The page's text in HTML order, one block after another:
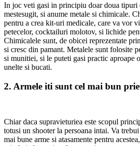
In joc veti gasi in principiu doar doua tipuri
mestesugit, si anume metale si chimicale.
pentru a crea kit-uri medicale, care va vor
petecelor, cocktailuri molotov, si lichide
Chimicalele sunt, de obicei reprezentate
si cresc din pamant. Metalele sunt folosite
si munitiei, si le puteti gasi practic aproape
unelte si bucati.
2. Armele iti sunt cel mai bun
Chiar daca supravieturiea este scopul
totusi un shooter la persoana intai. Va
mai bune arme si atasamente pentru